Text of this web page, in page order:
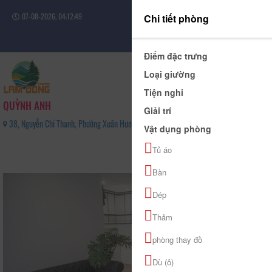
07-08-2026, 04:12:50
Đăng nhập
QUỲNH ANH
38, Nguyễn Chí Thanh, Phường Xuân Hương - Đà Lạt, Tỉnh Lâm Đồng - 02633823944
Chi tiết phòng
Điểm đặc trưng
Loại giường
Tiện nghi
Giải trí
Vật dụng phòng
Tủ áo
Bàn
Dép
Thảm
phòng thay đồ
Dù (ô)